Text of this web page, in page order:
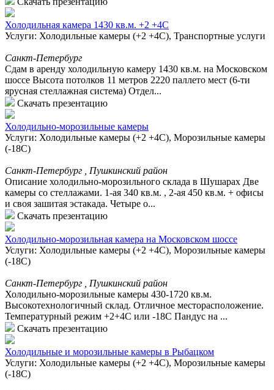
Холодильная камера 1430 кв.м. +2 +4С
Услуги: Холодильные камеры (+2 +4С), Транспортные услуги
Санкт-Петербург
Cдам в аренду холодильную камеру 1430 кв.м. на Московском
шоссе Высота потолков 11 метров 2220 паллето мест (6-ти
ярусная стеллажная система) Отдел...
Скачать презентацию
Холодильно-морозильные камеры
Услуги: Холодильные камеры (+2 +4С), Морозильные камеры
(-18С)
Санкт-Петербург , Пушкинский район
Описание холодильно-морозильного склада в Шушарах Две
камеры со стеллажами. 1-ая 340 кв.м. , 2-ая 450 кв.м. + офисы
и своя зашитая эстакада. Четыре о...
Скачать презентацию
Холодильно-морозильная камера на Московском шоссе
Услуги: Холодильные камеры (+2 +4С), Морозильные камеры
(-18С)
Санкт-Петербург , Пушкинский район
Холодильно-морозильные камеры 430-1720 кв.м.
Высокотехнологичный склад. Отличное месторасположение.
Температурный режим +2+4С или -18С Пандус на ...
Скачать презентацию
Холодильные и морозильные камеры в Рыбацком
Услуги: Холодильные камеры (+2 +4С), Морозильные камеры
(-18С)